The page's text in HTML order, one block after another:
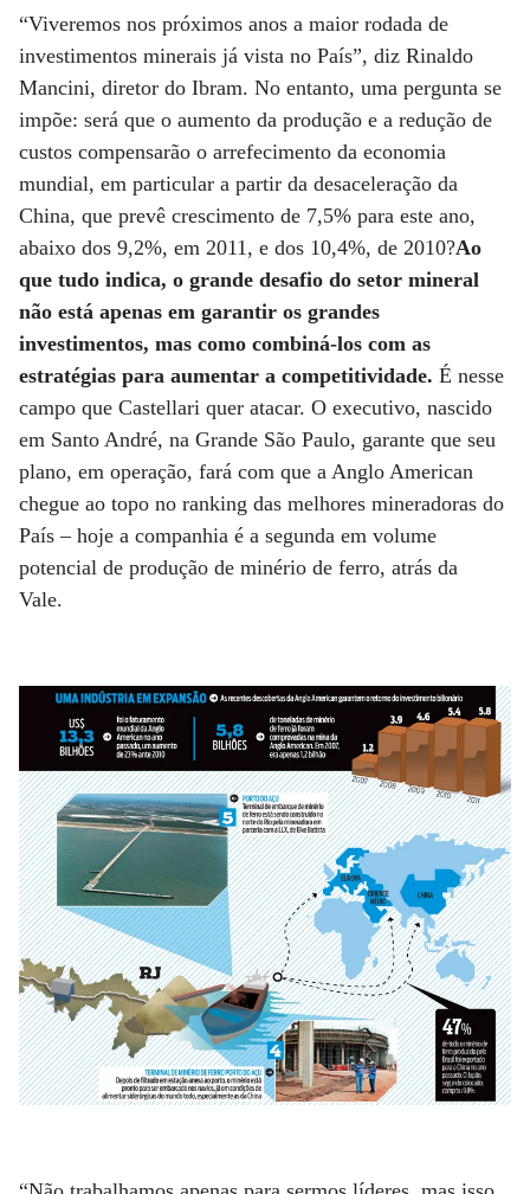
“Viveremos nos próximos anos a maior rodada de
investimentos minerais já vista no País”, diz Rinaldo
Mancini, diretor do Ibram. No entanto, uma pergunta se
impõe: será que o aumento da produção e a redução de
custos compensarão o arrefecimento da economia
mundial, em particular a partir da desaceleração da
China, que prevê crescimento de 7,5% para este ano,
abaixo dos 9,2%, em 2011, e dos 10,4%, de 2010?Ao
que tudo indica, o grande desafio do setor mineral
não está apenas em garantir os grandes
investimentos, mas como combiná-los com as
estratégias para aumentar a competitividade. É nesse
campo que Castellari quer atacar. O executivo, nascido
em Santo André, na Grande São Paulo, garante que seu
plano, em operação, fará com que a Anglo American
chegue ao topo no ranking das melhores mineradoras do
País – hoje a companhia é a segunda em volume
potencial de produção de minério de ferro, atrás da
Vale.